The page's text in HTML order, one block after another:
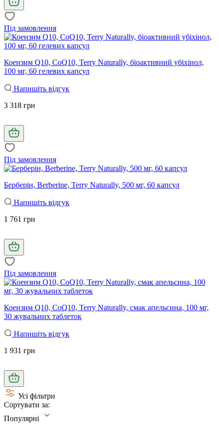
Під замовлення
Коензим Q10, CoQ10, Terry Naturally, біоактивний убіхінол,
100 мг, 60 гелевих капсул
Напишіть відгук
3 318 грн
Під замовлення
Берберін, Berberine, Terry Naturally, 500 мг, 60 капсул
Напишіть відгук
1 761 грн
Під замовлення
Коензим Q10, CoQ10, Terry Naturally, смак апельсина, 100 мг,
30 жувальних таблеток
Напишіть відгук
1 931 грн
Усі фільтри
Сортувати за:
Популярні